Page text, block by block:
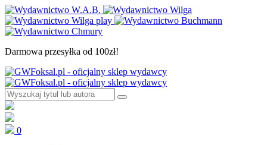
Darmowa przesyłka od 100zł!
0